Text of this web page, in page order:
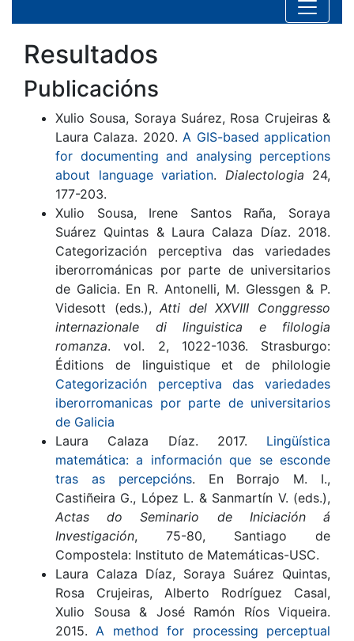
Resultados
Publicacións
Xulio Sousa, Soraya Suárez, Rosa Crujeiras &
Laura Calaza. 2020.A GIS-based application
for documenting and analysing perceptions
about language variation. Dialectologia 24,
177-203.
Xulio Sousa, Irene Santos Raña, Soraya
Suárez Quintas & Laura Calaza Díaz. 2018.
Categorización perceptiva das variedades
iberorrománicas por parte de universitarios
de Galicia. En R. Antonelli, M. Glessgen & P.
Videsott (eds.),Atti del XXVIII Conggresso
internazionale di linguistica e filologia
romanza. vol. 2, 1022-1036. Strasburgo:
Éditions de linguistique et de philologie
Categorización perceptiva das variedades
iberorromanicas por parte de universitarios
de Galicia
Laura Calaza Díaz. 2017. Lingüística
matemática: a información que se esconde
tras as percepcións. En Borrajo M. I.,
Castiñeira G., López L. & Sanmartín V. (eds.),
Actas do Seminario de Iniciación á
Investigación, 75-80, Santiago de
Compostela: Instituto de Matemáticas-USC.
Laura Calaza Díaz, Soraya Suárez Quintas,
Rosa Crujeiras, Alberto Rodríguez Casal,
Xulio Sousa & José Ramón Ríos Viqueira.
2015.A method for processing perceptual